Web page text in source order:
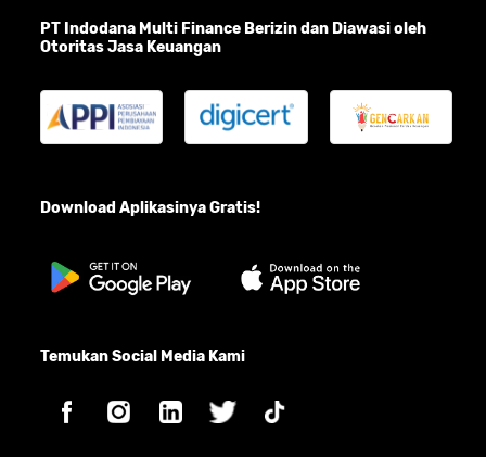
PT Indodana Multi Finance Berizin dan Diawasi oleh
Otoritas Jasa Keuangan
Download Aplikasinya Gratis!
Temukan Social Media Kami